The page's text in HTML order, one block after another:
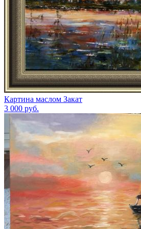
Картина маслом Закат
3 000 руб.